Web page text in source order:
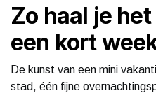
Zo haal je
een kort
De kunst van een mini
stad, één fijne